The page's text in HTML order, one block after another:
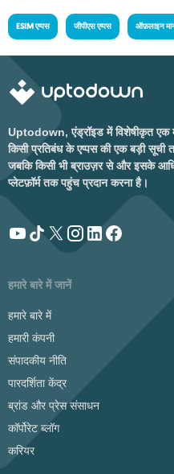
ESIM एप्पस जीपीएस एप्पस ऑफ़लाइन
Uptodown, एंड्रॉइड में विशेषीकृत एक
किसी प्रतिबंध के एप्पस की एक बड़ी
जबकि किसी भी ब्राउज़र से और इसके
प्लेटफ़ॉर्म तक पहुंच प्रदान करना है।
हमारे बारे में जानें
हमारे बारे में
हमारी कंपनी
संपादकीय नीति
पारदर्शिता केंद्र
ब्रांड और प्रेस संसाधन
कॉर्पोरेट ब्लॉग
करियर